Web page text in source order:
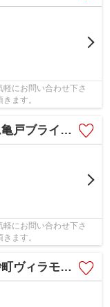
にお問い合わせ下さ
ます。
イトスクエア
にお問い合わせ下さ
ます。
ラモデルノ